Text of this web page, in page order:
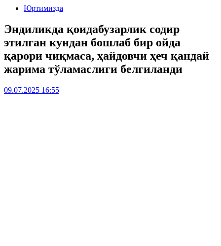
Юртимизда
Эндиликда қоидабузарлик содир
этилган кундан бошлаб бир ойда
қарори чиқмаса, ҳайдовчи ҳеч қандай
жарима тўламаслиги белгиланди
09.07.2025 16:55